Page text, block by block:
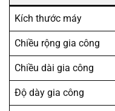
Kích thước máy
Chiều rộng gia công
Chiều dài gia công
Độ dày gia công